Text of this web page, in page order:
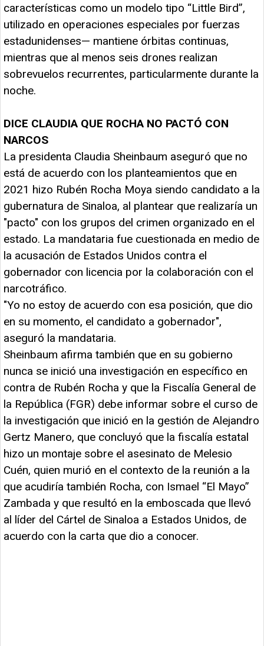
características como un modelo tipo “Little Bird”,
utilizado en operaciones especiales por fuerzas
estadunidenses— mantiene órbitas continuas,
mientras que al menos seis drones realizan
sobrevuelos recurrentes, particularmente durante la
noche.
DICE CLAUDIA QUE ROCHA NO PACTÓ CON
NARCOS
La presidenta Claudia Sheinbaum aseguró que no
está de acuerdo con los planteamientos que en
2021 hizo Rubén Rocha Moya siendo candidato a la
gubernatura de Sinaloa, al plantear que realizaría un
"pacto" con los grupos del crimen organizado en el
estado. La mandataria fue cuestionada en medio de
la acusación de Estados Unidos contra el
gobernador con licencia por la colaboración con el
narcotráfico.
"Yo no estoy de acuerdo con esa posición, que dio
en su momento, el candidato a gobernador",
aseguró la mandataria.
Sheinbaum afirma también que en su gobierno
nunca se inició una investigación en específico en
contra de Rubén Rocha y que la Fiscalía General de
la República (FGR) debe informar sobre el curso de
la investigación que inició en la gestión de Alejandro
Gertz Manero, que concluyó que la fiscalía estatal
hizo un montaje sobre el asesinato de Melesio
Cuén, quien murió en el contexto de la reunión a la
que acudiría también Rocha, con Ismael “El Mayo”
Zambada y que resultó en la emboscada que llevó
al líder del Cártel de Sinaloa a Estados Unidos, de
acuerdo con la carta que dio a conocer.